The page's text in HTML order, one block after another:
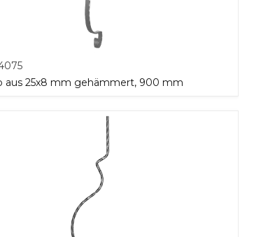
aus 25x8 mm gehämmert, 900 mm